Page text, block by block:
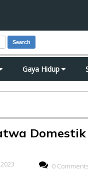
Search
Gaya Hidup
0